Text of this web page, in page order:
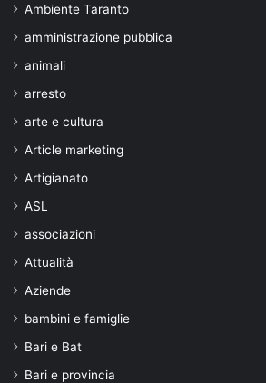
Ambiente Taranto
amministrazione pubblica
animali
arresto
arte e cultura
Article marketing
Artigianato
ASL
associazioni
Attualità
Aziende
bambini e famiglie
Bari e Bat
Bari e provincia